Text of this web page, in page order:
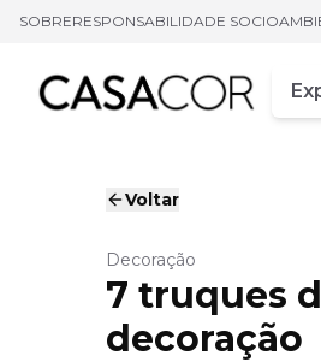
SOBRERESPONSABILIDADE
Voltar
Decoração
7 truques
decoração